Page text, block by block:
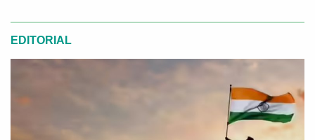
EDITORIAL